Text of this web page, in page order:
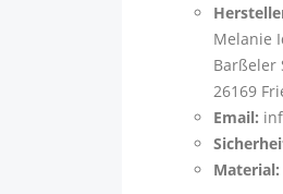
Melanie
Barßeler
26169
Email:
Material: